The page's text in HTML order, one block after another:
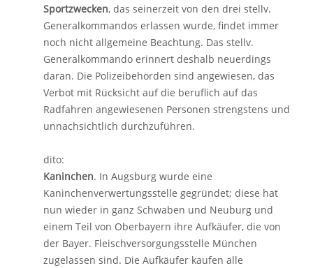
Sportzwecken, das seinerzeit von den drei stellv.
Generalkommandos erlassen wurde, findet immer
noch nicht allgemeine Beachtung. Das stellv.
Generalkommando erinnert deshalb neuerdings
daran. Die Polizeibehörden sind angewiesen, das
Verbot mit Rücksicht auf die beruflich auf das
Radfahren angewiesenen Personen strengstens und
unnachsichtlich durchzuführen.
dito:
Kaninchen. In Augsburg wurde eine
Kaninchenverwertungsstelle gegründet; diese hat
nun wieder in ganz Schwaben und Neuburg und
einem Teil von Oberbayern ihre Aufkäufer, die von
der Bayer. Fleischversorgungsstelle München
zugelassen sind. Die Aufkäufer kaufen alle